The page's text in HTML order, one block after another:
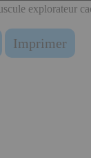
explorateur
Imprimer